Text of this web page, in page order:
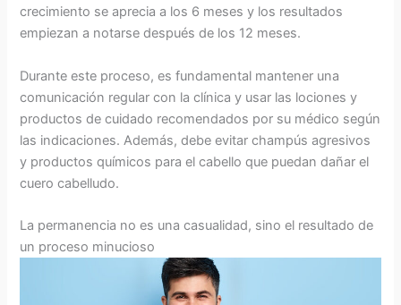
crecimiento se aprecia a los 6 meses y los resultados
empiezan a notarse después de los 12 meses.
Durante este proceso, es fundamental mantener una
comunicación regular con la clínica y usar las lociones y
productos de cuidado recomendados por su médico según
las indicaciones. Además, debe evitar champús agresivos
y productos químicos para el cabello que puedan dañar el
cuero cabelludo.
La permanencia no es una casualidad, sino el resultado de
un proceso minucioso